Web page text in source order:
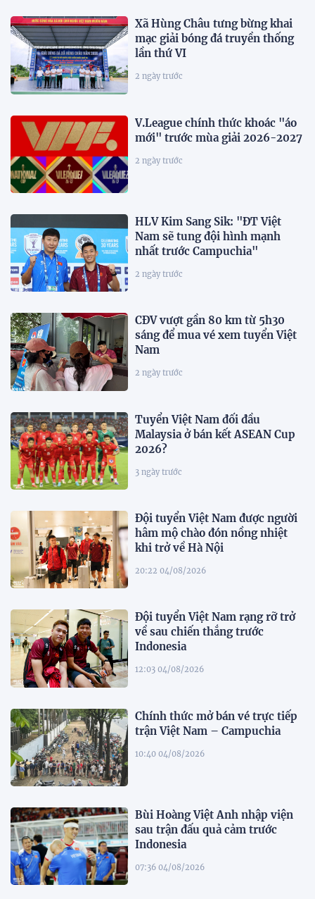
Xã Hùng Châu tưng bừng khai
mạc giải bóng đá truyền thống
lần thứ VI
2 ngày trước
V.League chính thức khoác "áo
mới" trước mùa giải 2026-2027
2 ngày trước
HLV Kim Sang Sik: "ĐT Việt
Nam sẽ tung đội hình mạnh
nhất trước Campuchia"
2 ngày trước
CĐV vượt gần 80 km từ 5h30
sáng để mua vé xem tuyển Việt
Nam
2 ngày trước
Tuyển Việt Nam đối đầu
Malaysia ở bán kết ASEAN Cup
2026?
3 ngày trước
Đội tuyển Việt Nam được người
hâm mộ chào đón nồng nhiệt
khi trở về Hà Nội
20:22 04/08/2026
Đội tuyển Việt Nam rạng rỡ trở
về sau chiến thắng trước
Indonesia
12:03 04/08/2026
Chính thức mở bán vé trực tiếp
trận Việt Nam – Campuchia
10:40 04/08/2026
Bùi Hoàng Việt Anh nhập viện
sau trận đấu quả cảm trước
Indonesia
07:36 04/08/2026